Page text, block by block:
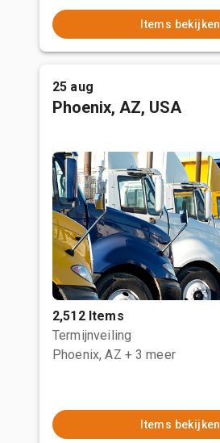
Items bekijken
25 aug
Phoenix, AZ, USA
2,512 Items
Termijnveiling
Phoenix, AZ + 3 meer
Items bekijken